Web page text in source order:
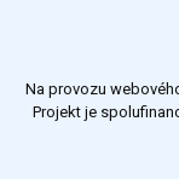
Na provozu
Projekt je